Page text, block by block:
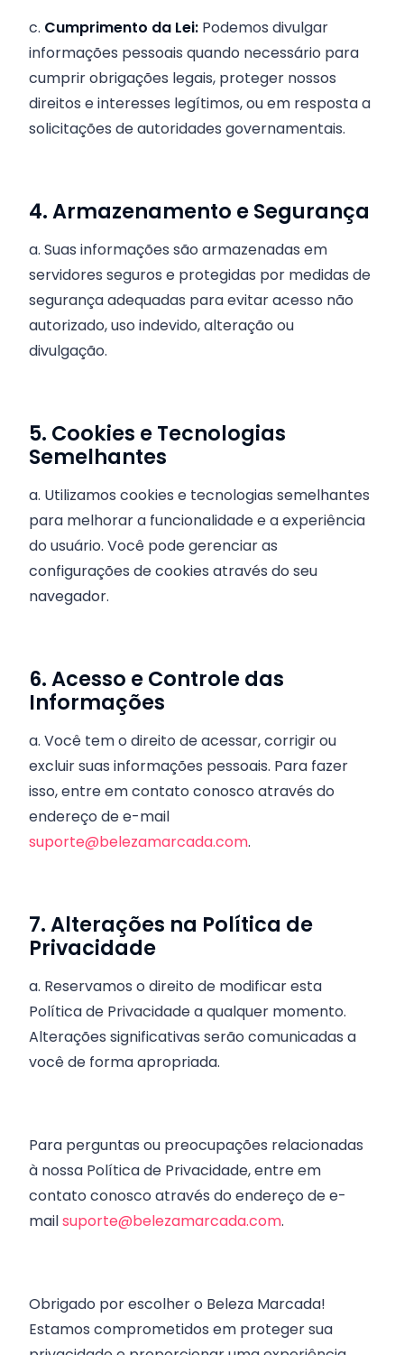
c. Cumprimento da Lei: Podemos divulgar
informações pessoais quando necessário para
cumprir obrigações legais, proteger nossos
direitos e interesses legítimos, ou em resposta a
solicitações de autoridades governamentais.
4. Armazenamento e Segurança
a. Suas informações são armazenadas em
servidores seguros e protegidas por medidas de
segurança adequadas para evitar acesso não
autorizado, uso indevido, alteração ou
divulgação.
5. Cookies e Tecnologias
Semelhantes
a. Utilizamos cookies e tecnologias semelhantes
para melhorar a funcionalidade e a experiência
do usuário. Você pode gerenciar as
configurações de cookies através do seu
navegador.
6. Acesso e Controle das
Informações
a. Você tem o direito de acessar, corrigir ou
excluir suas informações pessoais. Para fazer
isso, entre em contato conosco através do
endereço de e-mail
suporte@belezamarcada.com.
7. Alterações na Política de
Privacidade
a. Reservamos o direito de modificar esta
Política de Privacidade a qualquer momento.
Alterações significativas serão comunicadas a
você de forma apropriada.
Para perguntas ou preocupações relacionadas
à nossa Política de Privacidade, entre em
contato conosco através do endereço de e-
mailsuporte@belezamarcada.com.
Obrigado por escolher o Beleza Marcada!
Estamos comprometidos em proteger sua